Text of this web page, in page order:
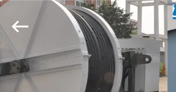
HUIS
Boyu
Power
Machinery
All
Reserved.